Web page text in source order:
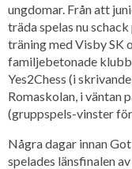
ungdomar. Från att
träda spelas nu
träning med Visby SK
familjebetonade
Yes2Chess (i
Romaskolan, i väntan
(gruppspels-vinster
Några dagar innan
spelades länsfinalen